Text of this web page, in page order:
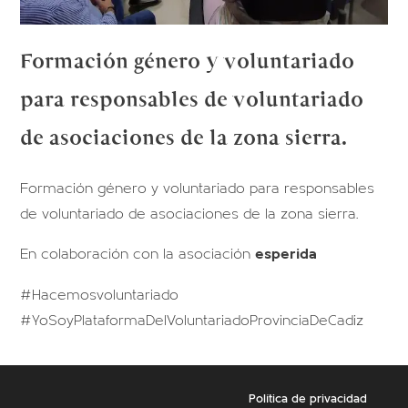
Formación género y voluntariado
para responsables de voluntariado
de asociaciones de la zona sierra.
Formación género y voluntariado para responsables
de voluntariado de asociaciones de la zona sierra.
En colaboración con la asociaciónesperida
#Hacemosvoluntariado
#YoSoyPlataformaDelVoluntariadoProvinciaDeCadiz
Política de privacidad